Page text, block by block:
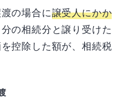
の場合に譲受人にかか
の相続分と譲り受けた
控除した額が、相続税